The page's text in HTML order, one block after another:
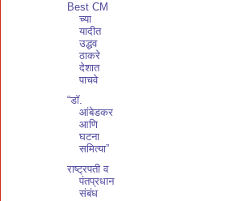
Best CM
च्या
यादीत
उद्धव
ठाकरे
देशात
पाचवे
“डाॅ.
आंबेडकर
आणि
घटना
समित्या”
राष्ट्रपती व
पंतप्रधान
संबंध